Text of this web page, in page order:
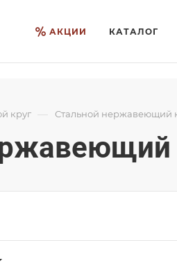
АКЦИИ КАТАЛОГ
круг — Стальной нержавеющий